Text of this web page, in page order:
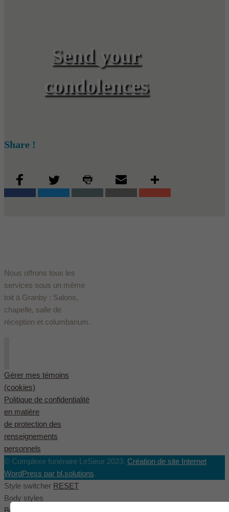
Send your
condolences
Share !
Nous offrons tous les
services sous un même
toit à Granby : Salons,
chapelle, salle de
réception et columbarium.
Gérer mes témoins
(cookies)
Politique de confidentialité
en matière
de protection des
renseignements
personnels
© Complexe funéraire LeSieur 2023. Création de site Internet
WordPress par bl.solutions.
Style switcher RESET
Body styles
Boxed